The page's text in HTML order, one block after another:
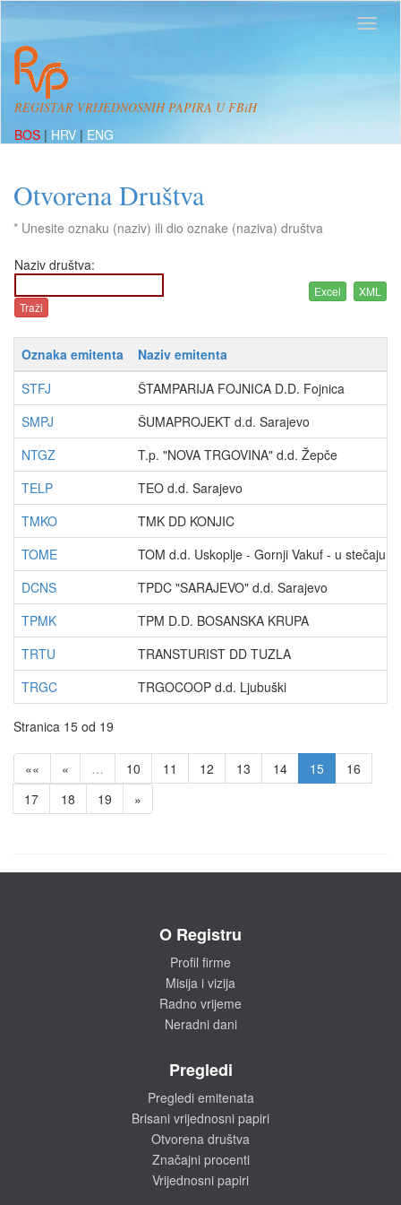
REGISTAR VRIJEDNOSNIH PAPIRA U FBiH
BOS | HRV | ENG
Otvorena Društva
* Unesite oznaku (naziv) ili dio oznake (naziva) društva
Naziv društva:
Oznaka emitenta Naziv emitenta
STFJ
ŠTAMPARIJA FOJNICA D.D. Fojnica
SMPJ
ŠUMAPROJEKT d.d. Sarajevo
NTGZ
T.p. "NOVA TRGOVINA" d.d. Žepče
TELP
TEO d.d. Sarajevo
TMKO
TMK DD KONJIC
TOME
TOM d.d. Uskoplje - Gornji Vakuf - u stečaju
DCNS
TPDC "SARAJEVO" d.d. Sarajevo
TPMK
TPM D.D. BOSANSKA KRUPA
TRTU
TRANSTURIST DD TUZLA
TRGC
TRGOCOOP d.d. Ljubuški
Stranica 15 od 19
«« « … 10 11 12 13 14 15
16
17
18 19 »
O Registru
Profil firme
Misija i vizija
Radno vrijeme
Neradni dani
Pregledi
Pregledi emitenata
Brisani vrijednosni papiri
Otvorena društva
Značajni procenti
Vrijednosni papiri